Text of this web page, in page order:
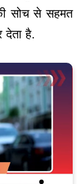
सोच से सहमत
है.